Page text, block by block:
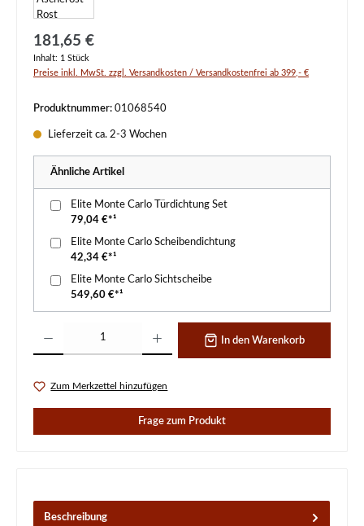
Regulärer Preis:
181,65 €
Inhalt: 1 Stück
Preise inkl. MwSt. zzgl. Versandkosten / Versandkostenfrei ab 399,- €
Produktnummer: 01068540
Lieferzeit ca. 2-3 Wochen
Ähnliche Artikel
Elite Monte Carlo Türdichtung Set
79,04 €*¹
Elite Monte Carlo Scheibendichtung
42,34 €*¹
Elite Monte Carlo Sichtscheibe
549,60 €*¹
In den Warenkorb
Zum Merkzettel hinzufügen
Frage zum Produkt
Beschreibung